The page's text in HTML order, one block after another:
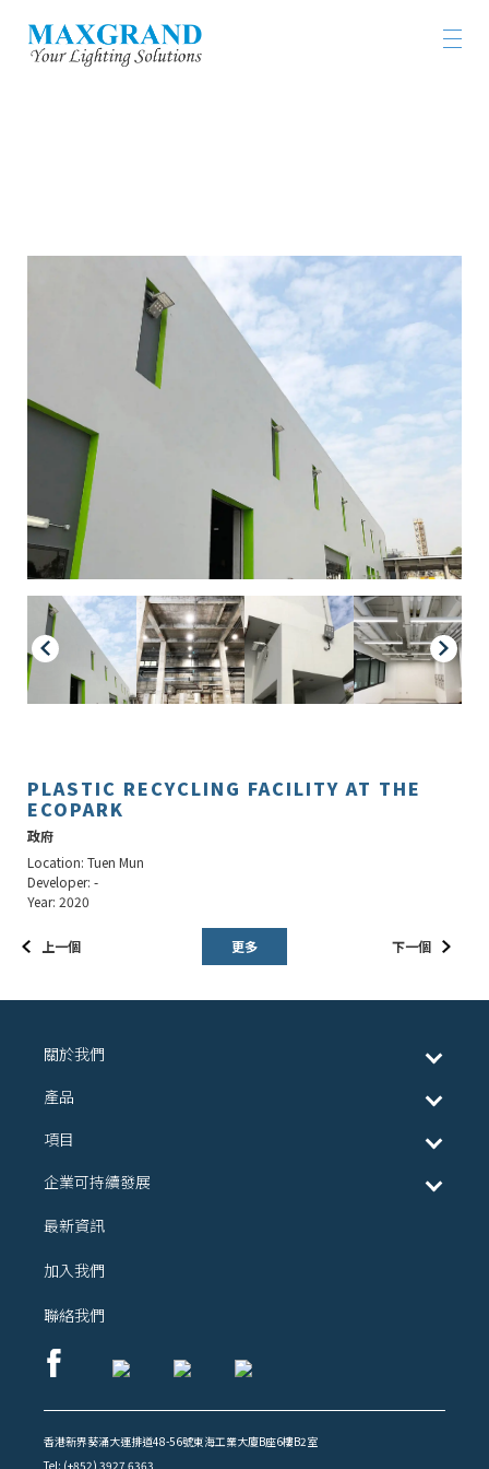
PLASTIC RECYCLING FACILITY AT THE
ECOPARK
政府
Location: Tuen Mun
Developer: -
Year: 2020
上一個 更多 下一個
關於我們
產品
項目
企業可持續發展
最新資訊
加入我們
聯絡我們
香港新界葵涌大連排道48-56號東海工業大廈B座6樓B2室
Tel: (+852) 3927 6363